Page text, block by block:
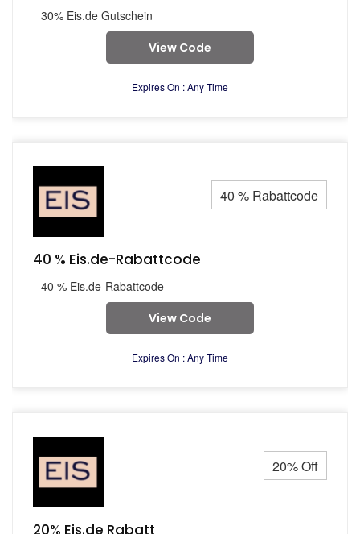
30% Eis.de Gutschein
View Code
Expires On : Any Time
40 % Rabattcode
40 % Eis.de-Rabattcode
40 % Eis.de-Rabattcode
View Code
Expires On : Any Time
20% Off
20% Eis.de Rabatt